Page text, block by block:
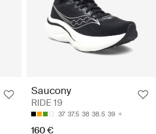
Saucony
RIDE 19
37 37.5 38 38.5 39
160 €